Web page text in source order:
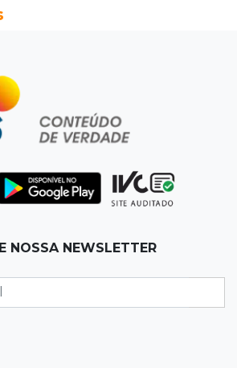
do Sul
após apontar revólver para
confirmam vagas nas
teste da urna, mas diz que
NOSSA NEWSLETTER